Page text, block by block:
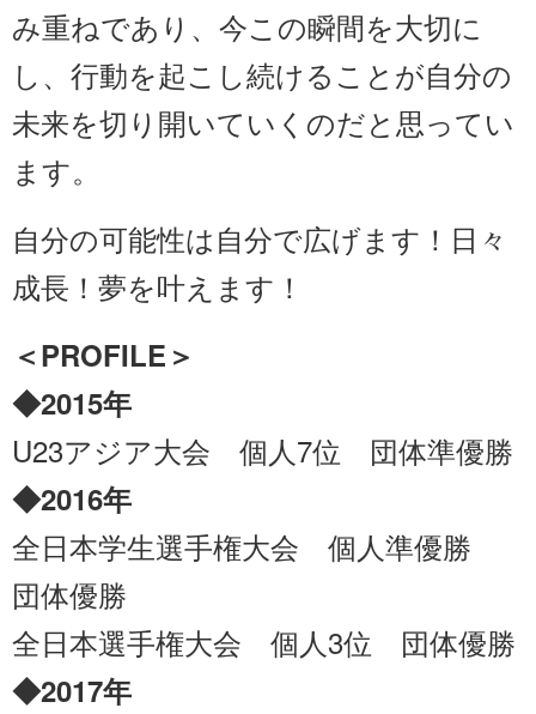
み重ねであり、今この瞬間を大切に
し、行動を起こし続けることが自分の
未来を切り開いていくのだと思ってい
ます。
自分の可能性は自分で広げます！日々
成長！夢を叶えます！
＜PROFILE＞
◆2015年
U23アジア大会 個人7位 団体準優勝
◆2016年
全日本学生選手権大会 個人準優勝
団体優勝
全日本選手権大会 個人3位 団体優勝
◆2017年